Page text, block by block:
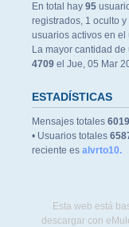
En total hay 95
registrados, 1 oculto
usuarios activos en el
La mayor cantidad
4709 el Jue, 05 Mar
ESTADÍSTICAS
Mensajes totales
• Usuarios totales
reciente es alvrto10.
Esta web está
descargar con